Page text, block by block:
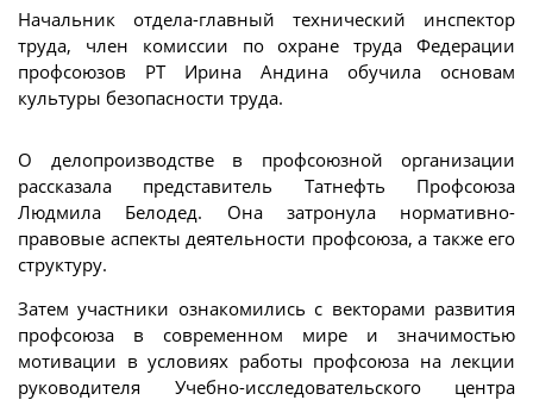
Начальник отдела-главный технический инспектор
труда, член комиссии по охране труда Федерации
профсоюзов РТ Ирина Андина обучила основам
культуры безопасности труда.
О делопроизводстве в профсоюзной организации
рассказала представитель Татнефть Профсоюза
Людмила Белодед. Она затронула нормативно-
правовые аспекты деятельности профсоюза, а также его
структуру.
Затем участники ознакомились с векторами развития
профсоюза в современном мире и значимостью
мотивации в условиях работы профсоюза на лекции
руководителя Учебно-исследовательского центра